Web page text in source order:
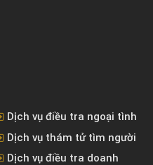
Dịch vụ điều tra ngoại tình
Dịch vụ thám tử tìm người
Dịch vụ điều tra doanh